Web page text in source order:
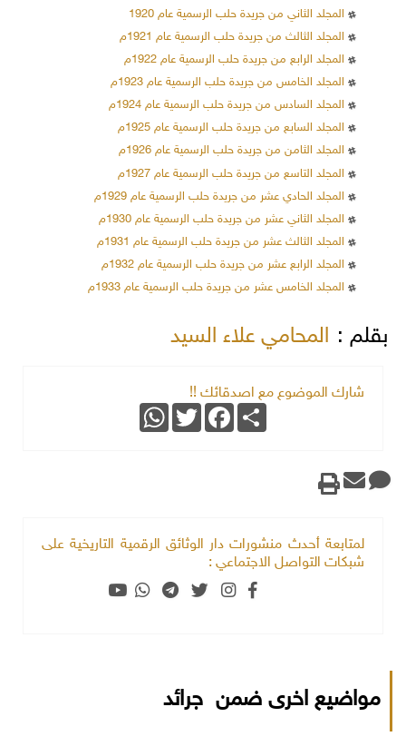
المجلد الثاني من جريدة حلب الرسمية عام 1920
المجلد الثالث من جريدة حلب الرسمية عام 1921م
المجلد الرابع من جريدة حلب الرسمية عام 1922م
المجلد الخامس من جريدة حلب الرسمية عام 1923م
المجلد السادس من جريدة حلب الرسمية عام 1924م
المجلد السابع من جريدة حلب الرسمية عام 1925م
المجلد الثامن من جريدة حلب الرسمية عام 1926م
المجلد التاسع من جريدة حلب الرسمية عام 1927م
المجلد الحادي عشر من جريدة حلب الرسمية عام 1929م
المجلد الثاني عشر من جريدة حلب الرسمية عام 1930م
المجلد الثالث عشر من جريدة حلب الرسمية عام 1931م
المجلد الرابع عشر من جريدة حلب الرسمية عام 1932م
المجلد الخامس عشر من جريدة حلب الرسمية عام 1933م
بقلم : المحامي علاء السيد
شارك الموضوع مع اصدقائك !!
Share
Facebook
Twitter
WhatsApp
لمتابعة أحدث منشورات دار الوثائق الرقمية التاريخية على
شبكات التواصل الاجتماعي :
مواضيع اخرى ضمن جرائد